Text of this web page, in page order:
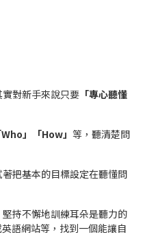
對新手來說只要 「專心聽懂
」「How」 等，聽清楚問
把基本的目標設定在聽懂問
持不懈地訓練耳朵是聽力的
語網站等，找到一個能讓自